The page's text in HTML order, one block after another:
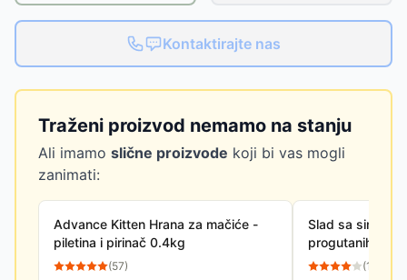
Kontaktirajte nas
Traženi proizvod nemamo na stanju
Ali imamo slične proizvode koji bi vas mogli
zanimati:
Advance Kitten Hrana za mačiće -
piletina i pirinač 0.4kg
(57)
Slad sa sirom
progutanih
42738
(12